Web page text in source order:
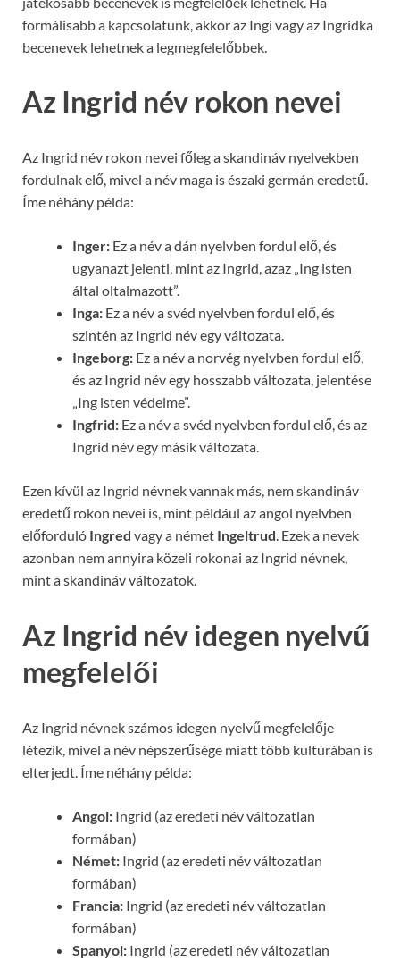
formálisabb a kapcsolatunk, akkor az Ingi vagy az Ingridka
becenevek lehetnek a legmegfelelőbbek.
Az Ingrid név rokon nevei
Az Ingrid név rokon nevei főleg a skandináv nyelvekben
fordulnak elő, mivel a név maga is északi germán eredetű.
Íme néhány példa:
Inger: Ez a név a dán nyelvben fordul elő, és
ugyanazt jelenti, mint az Ingrid, azaz „Ing isten
által oltalmazott”.
Inga: Ez a név a svéd nyelvben fordul elő, és
szintén az Ingrid név egy változata.
Ingeborg: Ez a név a norvég nyelvben fordul elő,
és az Ingrid név egy hosszabb változata, jelentése
„Ing isten védelme”.
Ingfrid: Ez a név a svéd nyelvben fordul elő, és az
Ingrid név egy másik változata.
Ezen kívül az Ingrid névnek vannak más, nem skandináv
eredetű rokon nevei is, mint például az angol nyelvben
előforduló Ingred vagy a német Ingeltrud. Ezek a nevek
azonban nem annyira közeli rokonai az Ingrid névnek,
mint a skandináv változatok.
Az Ingrid név idegen nyelvű
megfelelői
Az Ingrid névnek számos idegen nyelvű megfelelője
létezik, mivel a név népszerűsége miatt több kultúrában is
elterjedt. Íme néhány példa:
Angol: Ingrid (az eredeti név változatlan
formában)
Német: Ingrid (az eredeti név változatlan
formában)
Francia: Ingrid (az eredeti név változatlan
formában)
Spanyol: Ingrid (az eredeti név változatlan